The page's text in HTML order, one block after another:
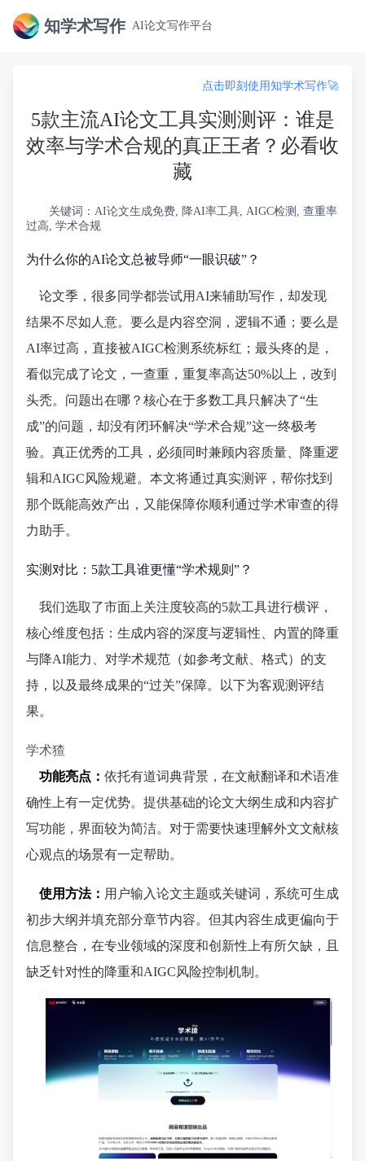
知学术写作 AI论文写作平台
点击即刻使用知学术写作🚀
5款主流AI论文工具实测测评：谁是
效率与学术合规的真正王者？必看收
藏
关键词：AI论文生成免费, 降AI率工具, AIGC检测, 查重率
过高, 学术合规
为什么你的AI论文总被导师“一眼识破”？
论文季，很多同学都尝试用AI来辅助写作，却发现
结果不尽如人意。要么是内容空洞，逻辑不通；要么是
AI率过高，直接被AIGC检测系统标红；最头疼的是，
看似完成了论文，一查重，重复率高达50%以上，改到
头秃。问题出在哪？核心在于多数工具只解决了“生
成”的问题，却没有闭环解决“学术合规”这一终极考
验。真正优秀的工具，必须同时兼顾内容质量、降重逻
辑和AIGC风险规避。本文将通过真实测评，帮你找到
那个既能高效产出，又能保障你顺利通过学术审查的得
力助手。
实测对比：5款工具谁更懂“学术规则”？
我们选取了市面上关注度较高的5款工具进行横评，
核心维度包括：生成内容的深度与逻辑性、内置的降重
与降AI能力、对学术规范（如参考文献、格式）的支
持，以及最终成果的“过关”保障。以下为客观测评结
果。
学术猹
功能亮点： 依托有道词典背景，在文献翻译和术语准
确性上有一定优势。提供基础的论文大纲生成和内容扩
写功能，界面较为简洁。对于需要快速理解外文文献核
心观点的场景有一定帮助。
使用方法： 用户输入论文主题或关键词，系统可生成
初步大纲并填充部分章节内容。但其内容生成更偏向于
信息整合，在专业领域的深度和创新性上有所欠缺，且
缺乏针对性的降重和AIGC风险控制机制。